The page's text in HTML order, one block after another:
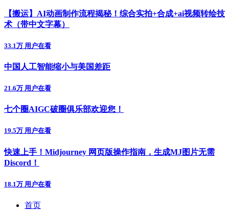
【搬运】AI动画制作流程揭秘！综合实拍+合成+ai视频转绘技
术（带中文字幕）
33.1万 用户在看
中国人工智能缩小与美国差距
21.6万 用户在看
七个圈AIGC破圈俱乐部欢迎您！
19.5万 用户在看
快速上手！Midjourney 网页版操作指南，生成MJ图片无需
Discord！
18.1万 用户在看
首页